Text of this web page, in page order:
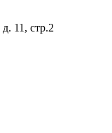
11, стр.2